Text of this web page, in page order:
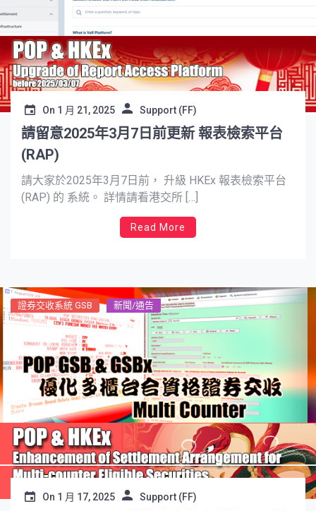
On 1 月 21, 2025 Support (FF)
請留意2025年3月7日前更新 報表檢索平台
(RAP)
請大家於2025年3月7日前， 升級 HKEx 報表檢索平台
(RAP) 的 系統。 詳情請看港交所 […]
Read More
證券交收系統 GSB 新聞/通告
On 1 月 17, 2025 Support (FF)